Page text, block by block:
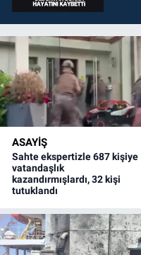
ASAYİŞ
Sahte ekspertizle 687 kişiye
vatandaşlık
kazandırmışlardı, 32 kişi
tutuklandı